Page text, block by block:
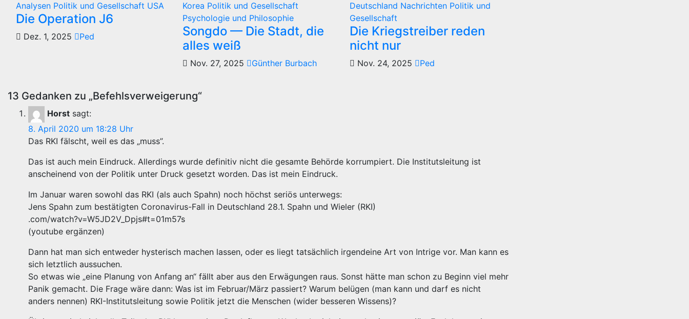
Analysen Politik und Gesellschaft USA
Die Operation J6
Dez. 1, 2025 Ped
Korea Politik und Gesellschaft
Psychologie und Philosophie
Songdo — Die Stadt, die
alles weiß
Nov. 27, 2025 Günther Burbach
Deutschland Nachrichten Politik und
Gesellschaft
Die Kriegstreiber reden
nicht nur
Nov. 24, 2025 Ped
13 Gedanken zu „Befehlsverweigerung“
Horst sagt:
8. April 2020 um 18:28 Uhr
Das RKI fälscht, weil es das „muss”.
Das ist auch mein Eindruck. Allerdings wurde definitiv nicht die gesamte Behörde korrumpiert. Die Institutsleitung ist
anscheinend von der Politik unter Druck gesetzt worden. Das ist mein Eindruck.
Im Januar waren sowohl das RKI (als auch Spahn) noch höchst seriös unterwegs:
Jens Spahn zum bestätigten Coronavirus-Fall in Deutschland 28.1. Spahn und Wieler (RKI)
.com/watch?v=W5JD2V_Dpjs#t=01m57s
(youtube ergänzen)
Dann hat man sich entweder hysterisch machen lassen, oder es liegt tatsächlich irgendeine Art von Intrige vor. Man kann es
sich letztlich aussuchen.
So etwas wie „eine Planung von Anfang an“ fällt aber aus den Erwägungen raus. Sonst hätte man schon zu Beginn viel mehr
Panik gemacht. Die Frage wäre dann: Was ist im Februar/März passiert? Warum belügen (man kann und darf es nicht
anders nennen) RKI-Institutsleitung sowie Politik jetzt die Menschen (wider besseren Wissens)?